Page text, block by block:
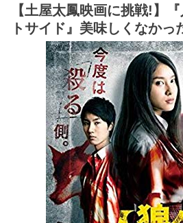
【土屋太鳳映画に挑戦!】
トサイド』美味しくなか